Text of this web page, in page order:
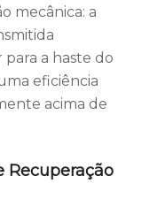
mecânica: a
a haste do
eficiência
acima de
Recuperação